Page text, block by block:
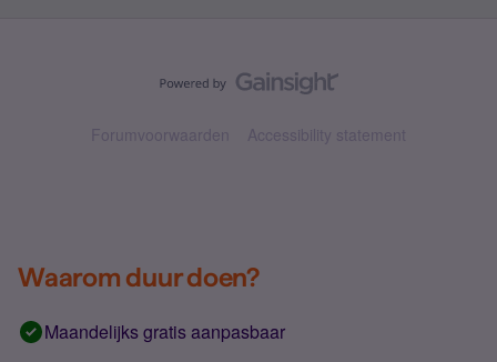
Forumvoorwaarden Accessibility statement
Waarom duur doen?
Maandelijks gratis aanpasbaar